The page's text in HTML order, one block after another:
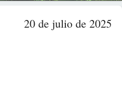
20 de julio de 2025